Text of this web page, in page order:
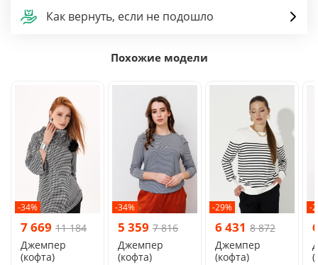
Как вернуть, если не подошло
Похожие модели
-34%
7 669 11 184
Джемпер
(кофта)
-34%
5 359 7 816
Джемпер
(кофта)
-29%
6 431 8 872
Джемпер
(кофта)
-